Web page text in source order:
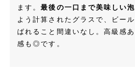
ます。最後の一口まで美味しい
よう計算されたグラスで、ビー
ばれること間違いなし。高級感
感も◎です。